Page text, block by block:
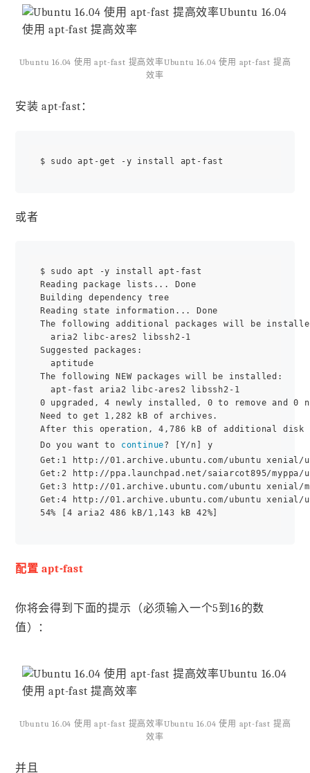
Ubuntu 16.04 使用 apt-fast 提高效率Ubuntu 16.04 使用 apt-fast 提高
效率
安装 apt-fast：
或者
$ sudo apt -y install apt-fast
Reading package lists... Done
Building dependency tree
Reading state information... Done
The following additional packages will be
aria2 libc-ares2 libssh2-1
Suggested packages:
aptitude
The following NEW packages will be installed:
apt-fast aria2 libc-ares2 libssh2-1
0 upgraded, 4 newly installed, 0 to remove and 0
Need to get 1,282 kB of archives.
After this operation, 4,786 kB of additional disk
Do you want to continue? [Y/n] y
Get:1 http://01.archive.ubuntu.com/ubuntu xenial/
Get:2 http://ppa.launchpad.net/saiarcot895/myppa/
Get:3 http://01.archive.ubuntu.com/ubuntu xenial/
Get:4 http://01.archive.ubuntu.com/ubuntu xenial/
配置 apt-fast
你将会得到下面的提示（必须输入一个5到16的数
值）：
Ubuntu 16.04 使用 apt-fast 提高效率Ubuntu 16.04 使用 apt-fast 提高
效率
并且